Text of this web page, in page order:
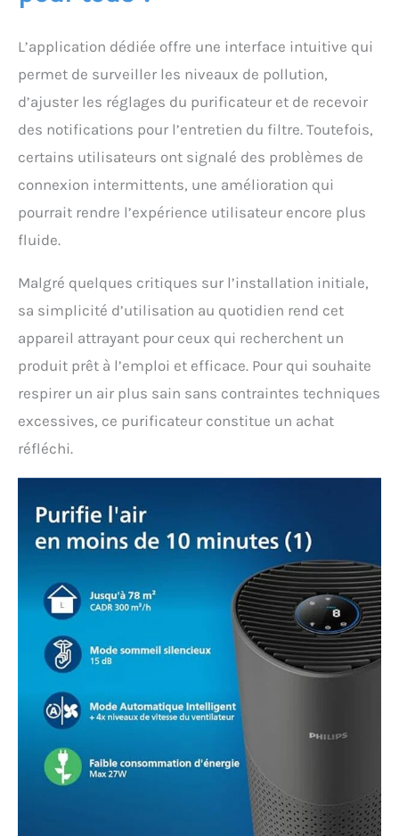
L’application dédiée offre une interface intuitive qui
permet de surveiller les niveaux de pollution,
d’ajuster les réglages du purificateur et de recevoir
des notifications pour l’entretien du filtre. Toutefois,
certains utilisateurs ont signalé des problèmes de
connexion intermittents, une amélioration qui
pourrait rendre l’expérience utilisateur encore plus
fluide.
Malgré quelques critiques sur l’installation initiale,
sa simplicité d’utilisation au quotidien rend cet
appareil attrayant pour ceux qui recherchent un
produit prêt à l’emploi et efficace. Pour qui souhaite
respirer un air plus sain sans contraintes techniques
excessives, ce purificateur constitue un achat
réfléchi.